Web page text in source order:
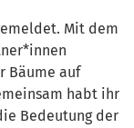
Mit dem
Bäume auf
habt ihr
Bedeutung der